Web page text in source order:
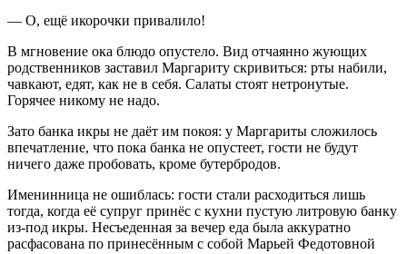
— О, ещё икорочки привалило!
В мгновение ока блюдо опустело. Вид отчаянно жующих
родственников заставил Маргариту скривиться: рты набили,
чавкают, едят, как не в себя. Салаты стоят нетронутые.
Горячее никому не надо.
Зато банка икры не даёт им покоя: у Маргариты сложилось
впечатление, что пока банка не опустеет, гости не будут
ничего даже пробовать, кроме бутербродов.
Именинница не ошиблась: гости стали расходиться лишь
тогда, когда её супруг принёс с кухни пустую литровую банку
из-под икры. Несъеденная за вечер еда была аккуратно
расфасована по принесённым с собой Марьей Федотовной